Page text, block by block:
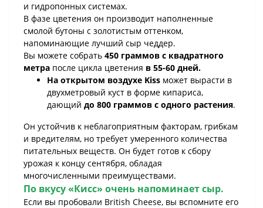
и гидропонных системах.
В фазе цветения он производит наполненные
смолой бутоны с золотистым оттенком,
напоминающие лучший сыр чеддер.
Вы можете собрать 450 граммов с квадратного
метра после цикла цветения в 55-60 дней.
На открытом воздухе Kiss может вырасти в
двухметровый куст в форме кипариса,
дающий до 800 граммов с одного растения.
Он устойчив к неблагоприятным факторам, грибкам
и вредителям, но требует умеренного количества
питательных веществ. Он будет готов к сбору
урожая к концу сентября, обладая
многочисленными преимуществами.
По вкусу«Кисс» очень напоминает сыр.
Если вы пробовали British Cheese, вы вспомните его